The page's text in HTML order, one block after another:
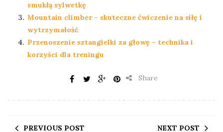
smukłą sylwetkę
Mountain climber – skuteczne ćwiczenie na siłę i
wytrzymałość
Przenoszenie sztangielki za głowę – technika i
korzyści dla treningu
Share
PREVIOUS POST NEXT POST